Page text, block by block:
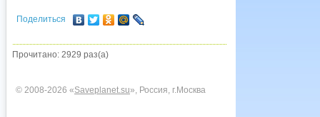
Поделиться
Прочитано: 2929 раз(а)
© 2008-2026 «Saveplanet.su», Россия, г.Москва